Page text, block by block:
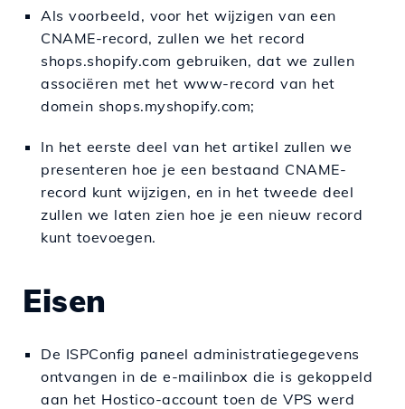
Als voorbeeld, voor het wijzigen van een
CNAME-record, zullen we het record
shops.shopify.com gebruiken, dat we zullen
associëren met het www-record van het
domein shops.myshopify.com;
In het eerste deel van het artikel zullen we
presenteren hoe je een bestaand CNAME-
record kunt wijzigen, en in het tweede deel
zullen we laten zien hoe je een nieuw record
kunt toevoegen.
Eisen
De ISPConfig paneel administratiegegevens
ontvangen in de e-mailinbox die is gekoppeld
aan het Hostico-account toen de VPS werd